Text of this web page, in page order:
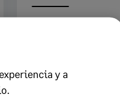
y a